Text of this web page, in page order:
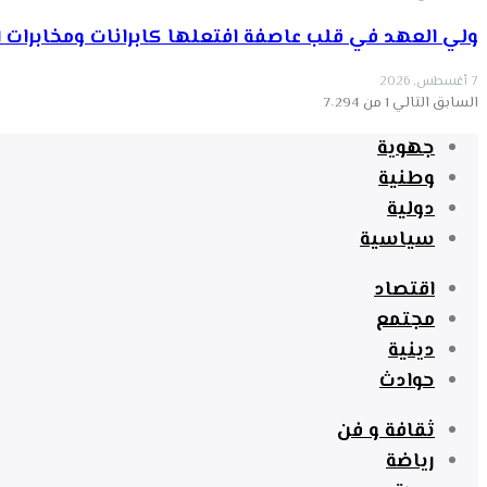
ولي العهد في قلب عاصفة افتعلها كابرانات ومخابرات
7 أغسطس, 2026
السابق التالي 1 من 7٬294
جهوية
وطنية
دولية
سياسية
اقتصاد
مجتمع
دينية
حوادث
ثقافة و فن
رياضة